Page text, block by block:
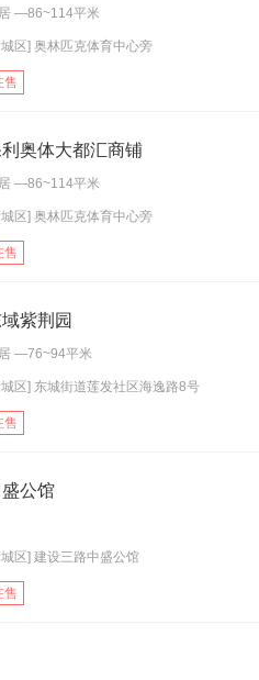
—86~114平米
城区] 奥林匹克体育中心旁
售
奥体大都汇商铺
—86~114平米
城区] 奥林匹克体育中心旁
售
紫荆园
—76~94平米
城区] 东城街道莲发社区海逸路8号
售
公馆
城区] 建设三路中盛公馆
售